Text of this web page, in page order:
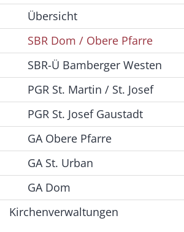
Übersicht
SBR Dom / Obere Pfarre
SBR-Ü Bamberger Westen
PGR St. Martin / St. Josef
PGR St. Josef Gaustadt
GA Obere Pfarre
GA St. Urban
GA Dom
Kirchenverwaltungen